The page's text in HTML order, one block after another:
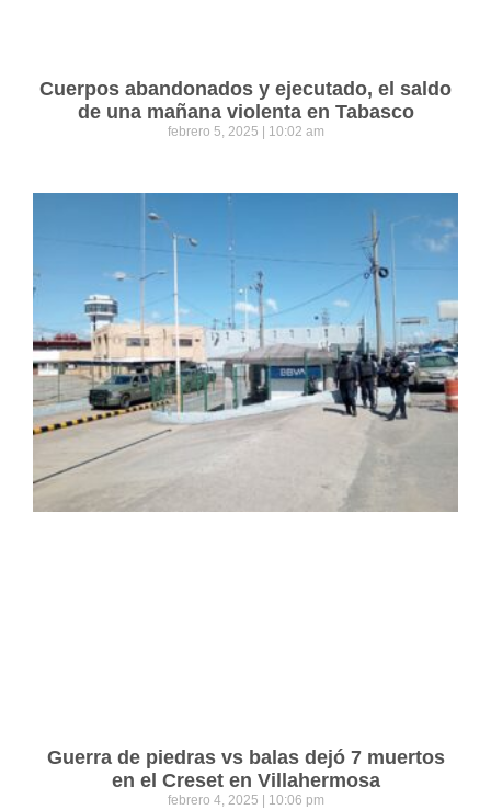
Cuerpos abandonados y ejecutado, el saldo
de una mañana violenta en Tabasco
febrero 5, 2025 10:02 am
Guerra de piedras vs balas dejó 7 muertos
en el Creset en Villahermosa
febrero 4, 2025 10:06 pm